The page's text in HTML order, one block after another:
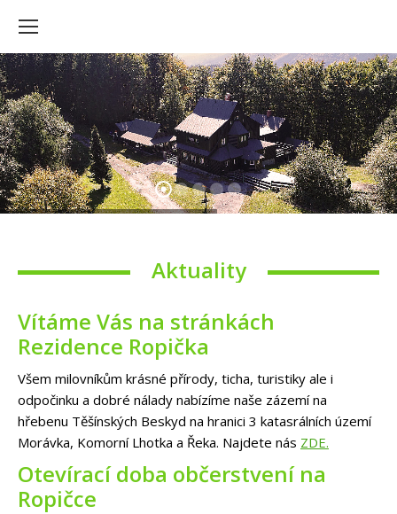
Aktuality
Vítáme Vás na stránkách
Rezidence Ropička
Všem milovníkům krásné přírody, ticha, turistiky ale i
odpočinku a dobré nálady nabízíme naše zázemí na
hřebenu Těšínských Beskyd na hranici 3 katasrálních území
Morávka, Komorní Lhotka a Řeka. Najdete nás ZDE.
Otevírací doba občerstvení na
Ropičce